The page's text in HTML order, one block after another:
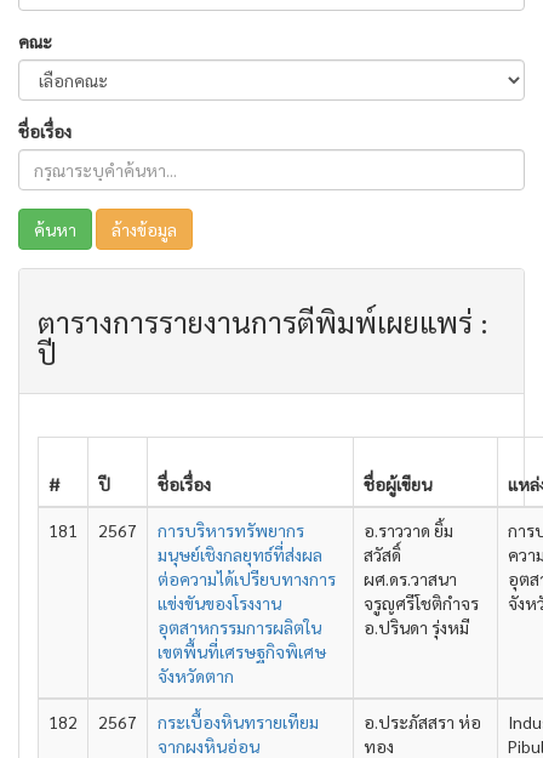
คณะ
ชื่อเรื่อง
ค้นหา ล้างข้อมูล
ตารางการรายงานการตีพิมพ์เผยแพร่ :
ปี
# ปี ชื่อเรื่อง ชื่อผู้เขียน แห
181 2567
การบริหารทรัพยากร
มนุษย์เชิงกลยุทธ์ที่ส่งผล
ต่อความได้เปรียบทางการ
แข่งขันของโรงงาน
อุตสาหกรรมการผลิตใน
เขตพื้นที่เศรษฐกิจพิเศษ
จังหวัดตาก
อ.ราววาด ยิ้ม
สวัสดิ์
ผศ.ดร.วาสนา
จรูญศรีโชติกำจร
อ.ปรินดา รุ่งหมี
การ
ควา
อุตส
จังห
182 2567
กระเบื้องหินทรายเทียม
จากผงหินอ่อน
อ.ประภัสสรา ห่อ
ทอง